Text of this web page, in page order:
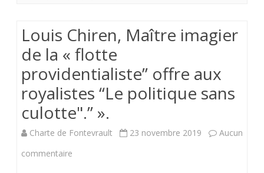
Louis Chiren, Maître imagier
de la « flotte
providentialiste” offre aux
royalistes “Le politique sans
culotte".” ».
Charte de Fontevrault 23 novembre 2019
Aucun
commentaire